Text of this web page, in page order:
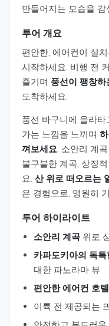
만들어지는 모습을 감
투어 개요
편안한, 에어컨이 설
시작하세요. 비행 전
즐기며 풍선이 팽창
도착하세요.
풍선 바구니에 올라
가는 느낌을 느끼며
껴보세요. 소안리 계
불구불한 계곡, 상징
요. 산 위로 떠오르는
은 경험으로, 영원히
투어 하이라이트
소안리 계곡 위로
카파도키아의 독
대한 파노라마 뷰
편안한 에어컨 호
이륙 전 제공되는